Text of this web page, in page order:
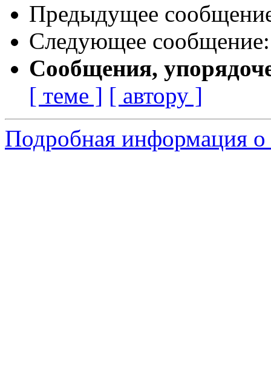
Предыдущее
Следующее
Сообщения,
[ теме ] [ автору ]
Подробная информация